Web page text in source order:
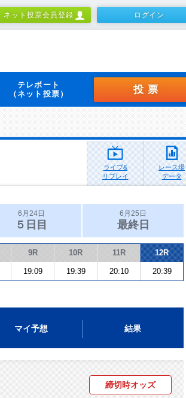
ネット投票会員登録 ログイン
テレボート
（ネット投票）
投票
ライブ&
リプレイ
レース場
データ
6月24日
５日目
6月25日
最終日
9R 10R 11R 12R
19:09 19:39 20:10 20:39
マイ予想 結果
締切時オッズ